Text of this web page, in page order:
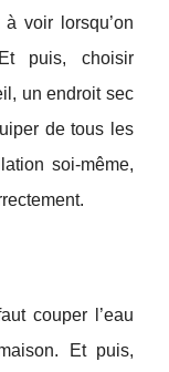
voir lorsqu’on
puis, choisir
un endroit sec
de tous les
soi-même,
couper l’eau
Et puis,